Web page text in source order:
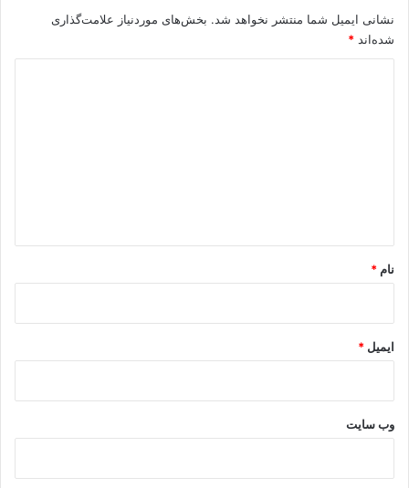
نشانی ایمیل شما منتشر نخواهد شد. بخش‌های موردنیاز علامت‌گذاری
شده‌اند *
نام *
ایمیل *
وب‌ سایت